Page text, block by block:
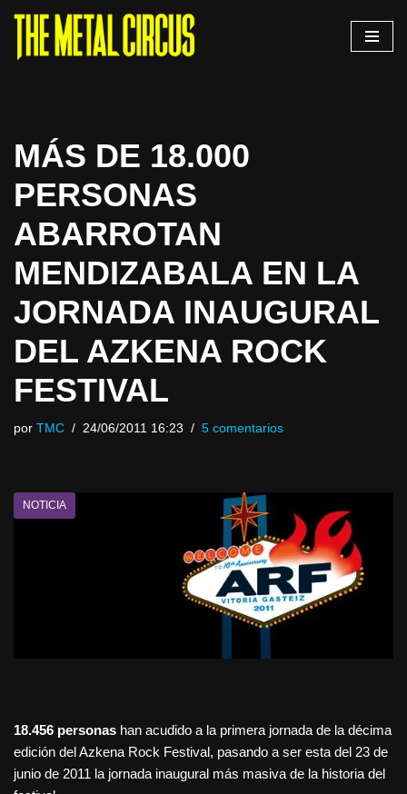
Saltar
MÁS DE 18.000
PERSONAS
ABARROTAN
MENDIZABALA EN LA
JORNADA INAUGURAL
DEL AZKENA ROCK
FESTIVAL
por TMC 24/06/2011 16:23 5 comentarios
NOTICIA
18.456 personas han acudido a la primera jornada de la décima
edición del Azkena Rock Festival, pasando a ser esta del 23 de
junio de 2011 la jornada inaugural más masiva de la historia del